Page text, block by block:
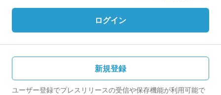
ログイン
新規登録
ユーザー登録でプレスリリースの受信や保存機能が利用可能で